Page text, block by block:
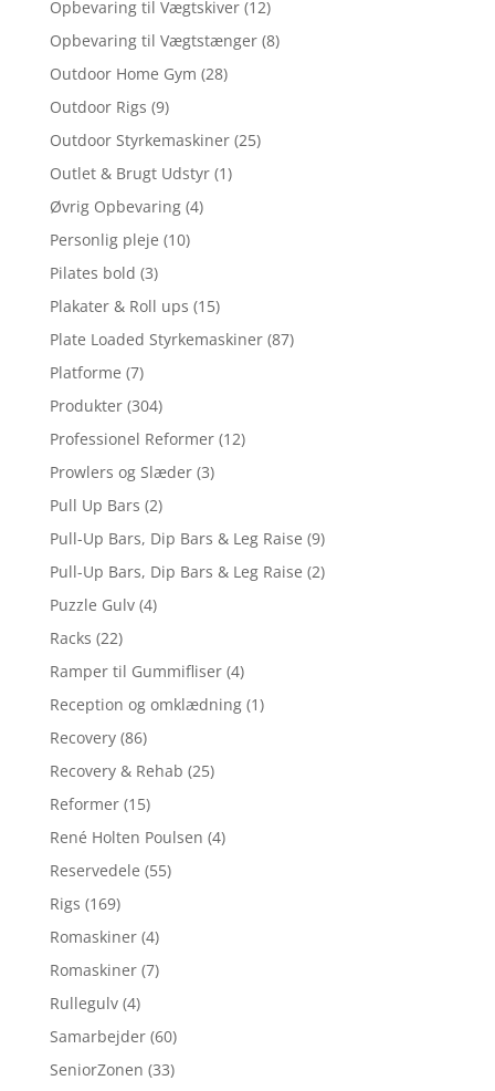
Opbevaring til Vægtskiver (12)
Opbevaring til Vægtstænger (8)
Outdoor Home Gym (28)
Outdoor Rigs (9)
Outdoor Styrkemaskiner (25)
Outlet & Brugt Udstyr (1)
Øvrig Opbevaring (4)
Personlig pleje (10)
Pilates bold (3)
Plakater & Roll ups (15)
Plate Loaded Styrkemaskiner (87)
Platforme (7)
Produkter (304)
Professionel Reformer (12)
Prowlers og Slæder (3)
Pull Up Bars (2)
Pull-Up Bars, Dip Bars & Leg Raise (9)
Pull-Up Bars, Dip Bars & Leg Raise (2)
Puzzle Gulv (4)
Racks (22)
Ramper til Gummifliser (4)
Reception og omklædning (1)
Recovery (86)
Recovery & Rehab (25)
Reformer (15)
René Holten Poulsen (4)
Reservedele (55)
Rigs (169)
Romaskiner (4)
Romaskiner (7)
Rullegulv (4)
Samarbejder (60)
SeniorZonen (33)